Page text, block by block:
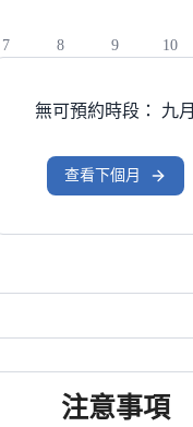
7 8 9 10
15 16 17
22 23 24
無可預約時段： 九月
查看下個月
注意事項